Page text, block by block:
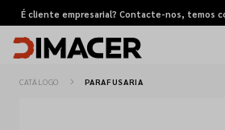
É cliente empresarial? Contacte-nos, temos
CATÁLOGO PARAFUSARIA